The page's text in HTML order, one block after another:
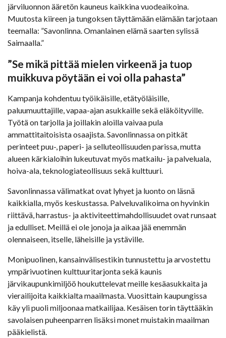
järviluonnon ääretön kauneus kaikkina vuodeaikoina.
Muutosta kiireen ja tungoksen täyttämään elämään tarjotaan
teemalla: ”Savonlinna. Omanlainen elämä saarten sylissä
Saimaalla.”
”Se mikä pittää mielen virkeenä ja tuop
muikkuva pöytään ei voi olla pahasta”
Kampanja kohdentuu työikäisille, etätyöläisille,
paluumuuttajille, vapaa-ajan asukkaille sekä eläköityville.
Työtä on tarjolla ja joillakin aloilla vaivaa pula
ammattitaitoisista osaajista. Savonlinnassa on pitkät
perinteet puu-, paperi- ja selluteollisuuden parissa, mutta
alueen kärkialoihin lukeutuvat myös matkailu- ja palveluala,
hoiva-ala, teknologiateollisuus sekä kulttuuri.
Savonlinnassa välimatkat ovat lyhyet ja luonto on läsnä
kaikkialla, myös keskustassa. Palveluvalikoima on hyvinkin
riittävä, harrastus- ja aktiviteettimahdollisuudet ovat runsaat
ja edulliset. Meillä ei ole jonoja ja aikaa jää enemmän
olennaiseen, itselle, läheisille ja ystäville.
Monipuolinen, kansainvälisestikin tunnustettu ja arvostettu
ympärivuotinen kulttuuritarjonta sekä kaunis
järvikaupunkimiljöö houkuttelevat meille kesäasukkaita ja
vierailijoita kaikkialta maailmasta. Vuosittain kaupungissa
käy yli puoli miljoonaa matkailijaa. Kesäisen torin täyttääkin
savolaisen puheenparren lisäksi monet muistakin maailman
pääkielistä.